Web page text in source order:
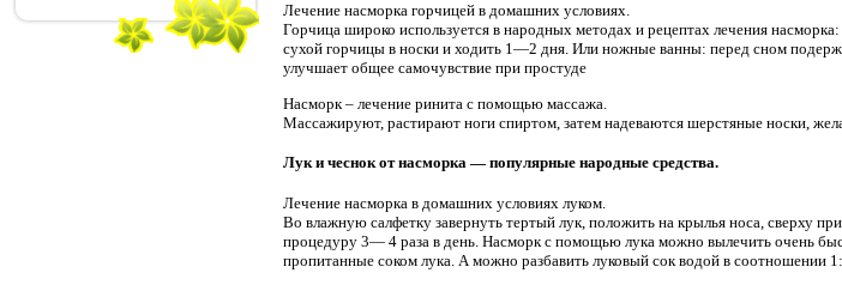
Лечение насморка горчицей в домашних условиях.
Горчица широко используется в народных методах и рецептах лечения
сухой горчицы в носки и ходить 1—2 дня. Или ножные ванны: перед сном
улучшает общее самочувствие при простуде
Насморк – лечение ринита с помощью массажа.
Массажируют, растирают ноги спиртом, затем надеваются шерстяные носки,
Лук и чеснок от насморка — популярные народные средства.
Лечение насморка в домашних условиях луком.
Во влажную салфетку завернуть тертый лук, положить на крылья носа, сверху
процедуру 3— 4 раза в день. Насморк с помощью лука можно вылечить очень
пропитанные соком лука. А можно разбавить луковый сок водой в соотношении